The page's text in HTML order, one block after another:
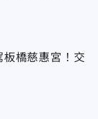
板橋慈惠宮！交